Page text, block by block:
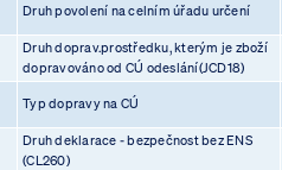
Druh povolení na celním úřadu určení
Druh doprav.prostředku, kterým je zboží
dopravováno od CÚ odeslání(JCD18)
Typ dopravy na CÚ
Druh deklarace - bezpečnost bez ENS
(CL260)